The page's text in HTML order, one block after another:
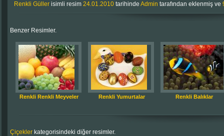
Renkli Güller isimli resim 24.01.2010 tarihinde Admin tarafından eklenmiş ve
Benzer Resimler.
Renkli Renkli Meyveler Renkli Yumurtalar Renkli Balıklar
Çiçekler kategorisindeki diğer resimler.